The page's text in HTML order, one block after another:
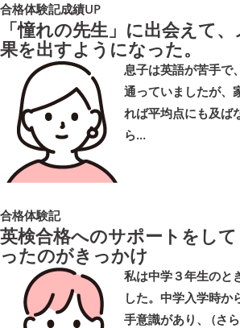
合格体験記成績UP
「憧れの先生」に出会えて
果を出すようになった。
息子は英語が苦手で
通っていましたが、
れば平均点にも及ば
ら…
合格体験記
英検合格へのサポートをし
ったのがきっかけ
私は中学３年生のと
した。中学入学時か
手意識があり、 (さ